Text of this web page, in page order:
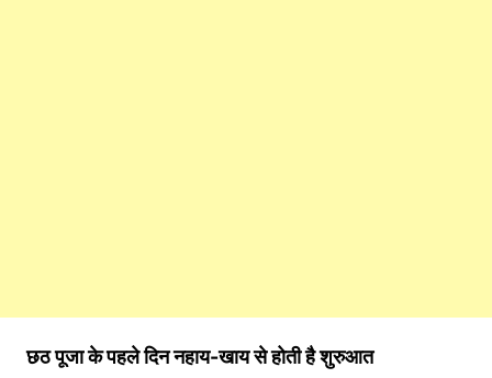
छठ पूजा के पहले दिन नहाय-खाय से होती है शुरुआत